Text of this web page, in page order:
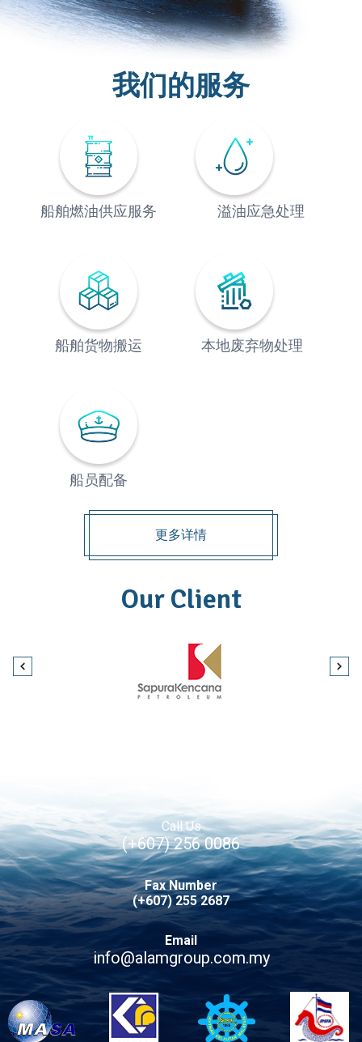
我们的服务
船舶燃油供应服务 溢油应急处理
船舶货物搬运 本地废弃物处理
船员配备
更多详情
Our Client
Call Us
(+607) 256 0086
Fax Number
(+607) 255 2687
Email
info@alamgroup.com.my